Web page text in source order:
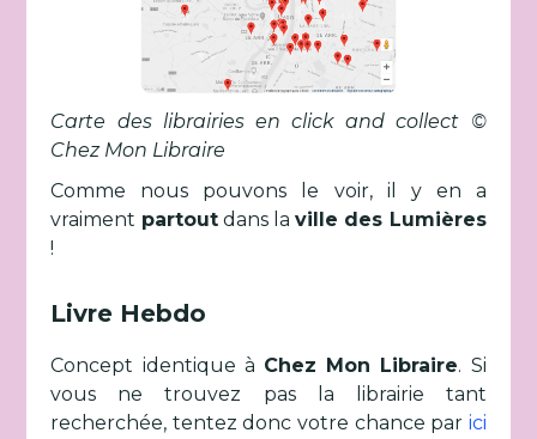
Carte des librairies en click and collect ©
Chez Mon Libraire
Comme nous pouvons le voir, il y en a
vraiment partoutdans laville des Lumières
!
Livre Hebdo
Concept identique à Chez Mon Libraire. Si
vous ne trouvez pas la librairie tant
recherchée, tentez donc votre chance par ici